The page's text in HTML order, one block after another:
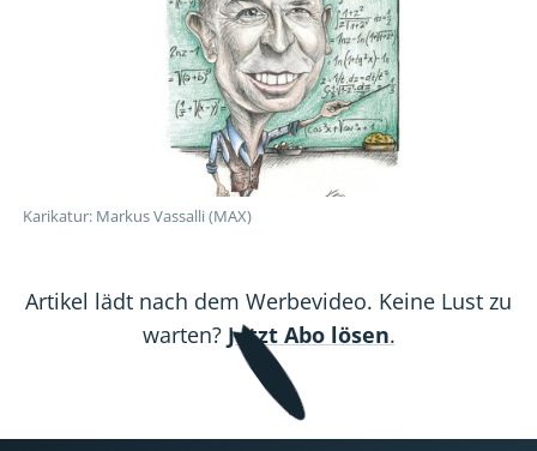
Karikatur: Markus Vassalli (MAX)
Artikel lädt nach dem Werbevideo. Keine Lust zu
warten? Jetzt Abo lösen.